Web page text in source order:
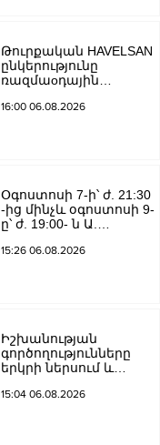
Թուրքական HAVELSAN
ընկերությունը
ռազմաoդային
կառավարման
16:00 06.08.2026
Օգոստոսի 7-ի՝ ժ. 21:30
-ից մինչև օգոստոսի 9-
ը՝ ժ. 19:00- ն Ա.
Մանկավարժական
փակ է լինելու
15:26 06.08.2026
Իշխանության
գործողությունները
երկրի ներսում և
դրանց
15:04 06.08.2026